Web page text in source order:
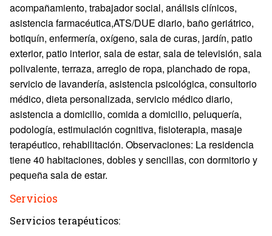
acompañamiento, trabajador social, análisis clínicos,
asistencia farmacéutica,ATS/DUE diario, baño geriátrico,
botiquín, enfermería, oxígeno, sala de curas, jardín, patio
exterior, patio interior, sala de estar, sala de televisión, sala
polivalente, terraza, arreglo de ropa, planchado de ropa,
servicio de lavandería, asistencia psicológica, consultorio
médico, dieta personalizada, servicio médico diario,
asistencia a domicilio, comida a domicilio, peluquería,
podología, estimulación cognitiva, fisioterapia, masaje
terapéutico, rehabilitación. Observaciones: La residencia
tiene 40 habitaciones, dobles y sencillas, con dormitorio y
pequeña sala de estar.
Servicios
Servicios terapéuticos: